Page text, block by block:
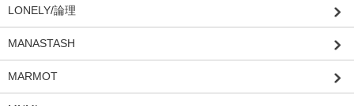
LONELY/論理
MANASTASH
MARMOT